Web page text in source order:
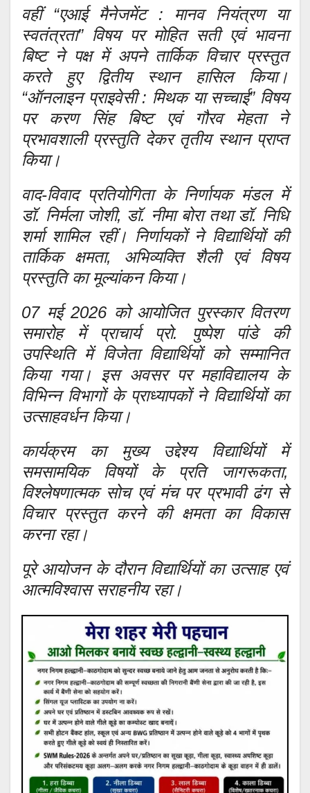
वहीं “एआई मैनेजमेंट : मानव नियंत्रण या
स्वतंत्रता” विषय पर मोहित सती एवं भावना
बिष्ट ने पक्ष में अपने तार्किक विचार प्रस्तुत
करते हुए द्वितीय स्थान हासिल किया।
“ऑनलाइन प्राइवेसी : मिथक या सच्चाई” विषय
पर करण सिंह बिष्ट एवं गौरव मेहता ने
प्रभावशाली प्रस्तुति देकर तृतीय स्थान प्राप्त
किया।
वाद-विवाद प्रतियोगिता के निर्णायक मंडल में
डॉ. निर्मला जोशी, डॉ. नीमा बोरा तथा डॉ. निधि
शर्मा शामिल रहीं। निर्णायकों ने विद्यार्थियों की
तार्किक क्षमता, अभिव्यक्ति शैली एवं विषय
प्रस्तुति का मूल्यांकन किया।
07 मई 2026 को आयोजित पुरस्कार वितरण
समारोह में प्राचार्य प्रो. पुष्पेश पांडे की
उपस्थिति में विजेता विद्यार्थियों को सम्मानित
किया गया। इस अवसर पर महाविद्यालय के
विभिन्न विभागों के प्राध्यापकों ने विद्यार्थियों का
उत्साहवर्धन किया।
कार्यक्रम का मुख्य उद्देश्य विद्यार्थियों में
समसामयिक विषयों के प्रति जागरूकता,
विश्लेषणात्मक सोच एवं मंच पर प्रभावी ढंग से
विचार प्रस्तुत करने की क्षमता का विकास
करना रहा।
पूरे आयोजन के दौरान विद्यार्थियों का उत्साह एवं
आत्मविश्वास सराहनीय रहा।